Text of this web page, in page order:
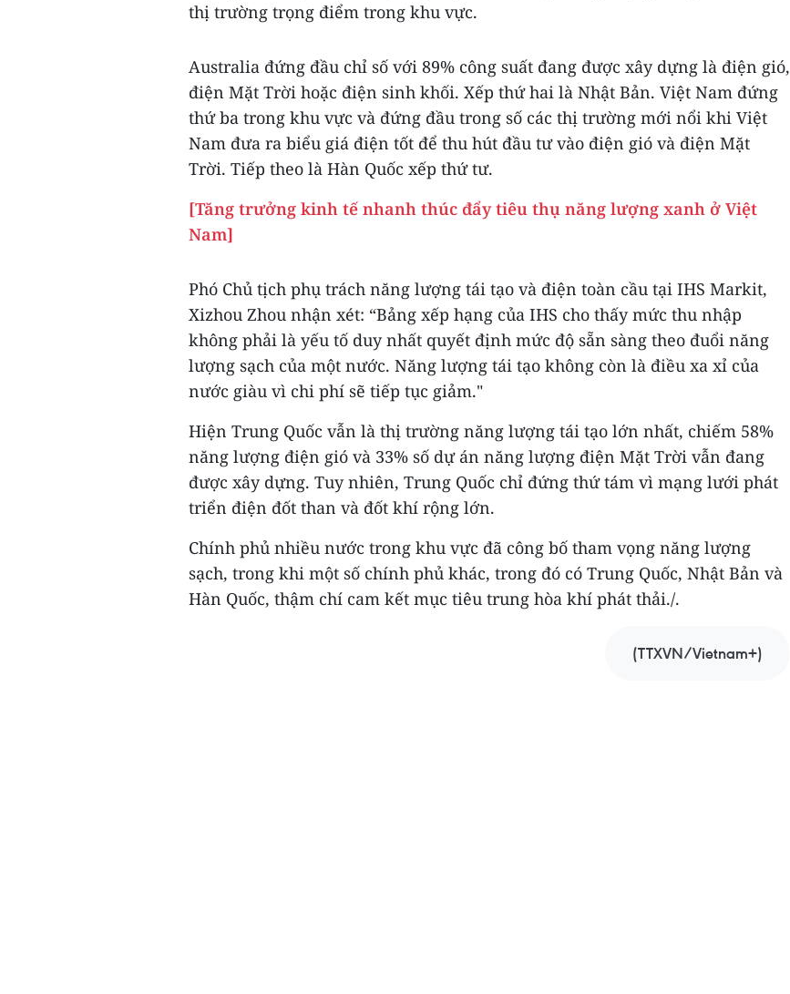
thị trường trọng điểm trong khu vực.
Australia đứng đầu chỉ số với 89% công suất đang được xây dựng là điện gió,
điện Mặt Trời hoặc điện sinh khối. Xếp thứ hai là Nhật Bản. Việt Nam đứng
thứ ba trong khu vực và đứng đầu trong số các thị trường mới nổi khi Việt
Nam đưa ra biểu giá điện tốt để thu hút đầu tư vào điện gió và điện Mặt
Trời. Tiếp theo là Hàn Quốc xếp thứ tư.
[Tăng trưởng kinh tế nhanh thúc đẩy tiêu thụ năng lượng xanh ở Việt
Nam]
Phó Chủ tịch phụ trách năng lượng tái tạo và điện toàn cầu tại IHS Markit,
Xizhou Zhou nhận xét: “Bảng xếp hạng của IHS cho thấy mức thu nhập
không phải là yếu tố duy nhất quyết định mức độ sẵn sàng theo đuổi năng
lượng sạch của một nước. Năng lượng tái tạo không còn là điều xa xỉ của
nước giàu vì chi phí sẽ tiếp tục giảm."
Hiện Trung Quốc vẫn là thị trường năng lượng tái tạo lớn nhất, chiếm 58%
năng lượng điện gió và 33% số dự án năng lượng điện Mặt Trời vẫn đang
được xây dựng. Tuy nhiên, Trung Quốc chỉ đứng thứ tám vì mạng lưới phát
triển điện đốt than và đốt khí rộng lớn.
Chính phủ nhiều nước trong khu vực đã công bố tham vọng năng lượng
sạch, trong khi một số chính phủ khác, trong đó có Trung Quốc, Nhật Bản và
Hàn Quốc, thậm chí cam kết mục tiêu trung hòa khí phát thải./.
(TTXVN/Vietnam+)